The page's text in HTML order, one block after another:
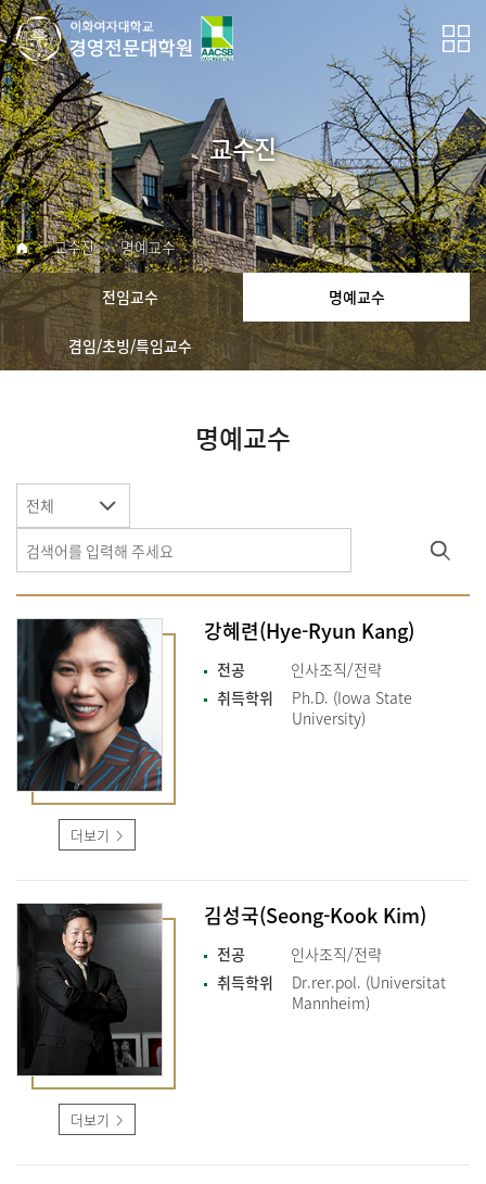
교수진
교수진 명예교수
전임교수 명예교수
겸임/초빙/특임교수
명예교수
전체
더보기
강혜련(Hye-Ryun Kang)
전공
인사조직/전략
취득학위
Ph.D. (Iowa State
University)
더보기
김성국(Seong-Kook Kim)
전공
인사조직/전략
취득학위
Dr.rer.pol. (Universitat
Mannheim)